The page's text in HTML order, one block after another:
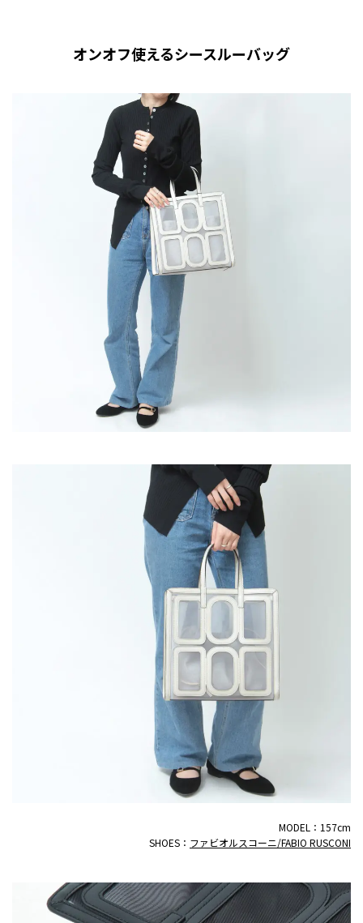
オンオフ使えるシースルーバッグ
MODEL：157cm
SHOES： ファビオルスコーニ/FABIO RUSCONI